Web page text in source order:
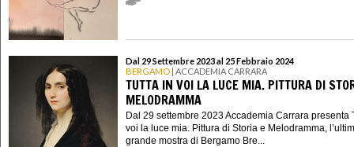
Dal 29 Settembre 2023 al 25 Febbraio 2024
BERGAMO | ACCADEMIA CARRARA
TUTTA IN VOI LA LUCE MIA. PITTURA DI
MELODRAMMA
Dal 29 settembre 2023 Accademia Carrara presenta
voi la luce mia. Pittura di Storia e Melodramma,
grande mostra di Bergamo Bre...